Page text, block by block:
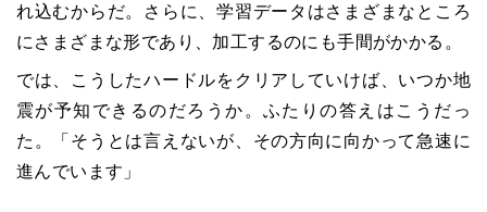
れ込むからだ。さらに、学習データはさまざまなところ
にさまざまな形であり、加工するのにも手間がかかる。
では、こうしたハードルをクリアしていけば、いつか地
震が予知できるのだろうか。ふたりの答えはこうだっ
た。「そうとは言えないが、その方向に向かって急速に
進んでいます」